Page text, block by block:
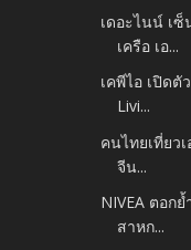
เดอะไนน์ เ
เครือ เอ...
เคพีไอ เปิด
Livi...
คนไทยเที่ยว
จีน...
NIVEA ตอก
สาหก...